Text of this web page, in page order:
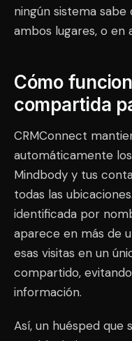
ningún sistema
ambos lugares, o en
Cómo
compartida
CRMConnect
automáticamente
Mindbody y tus
todas las
identificada por
aparece en más de
esas visitas en un
compartido,
información.
Así, un huésped que